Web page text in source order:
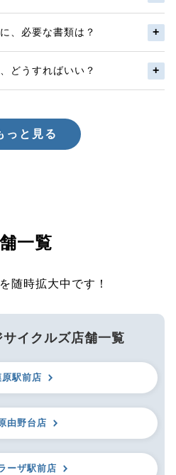
、必要な書類は？
どうすればいい？
っと見る
一覧
随時拡大中です！
イクルズ店舗一覧
駅前店
由野台店
ーザ駅前店